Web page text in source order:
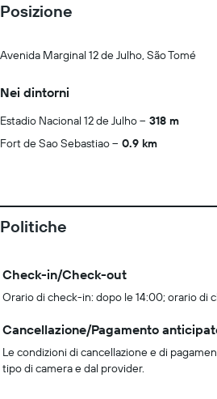
Posizione
Avenida Marginal 12 de Julho, São Tomé
Nei dintorni
Estadio Nacional 12 de Julho
318 m
Fort de Sao Sebastiao
0.9 km
Politiche
Check-in/Check-out
Orario di check-in: dopo le 14:00; orario di
Cancellazione/Pagamento
Le condizioni di cancellazione e di
tipo di camera e dal provider.